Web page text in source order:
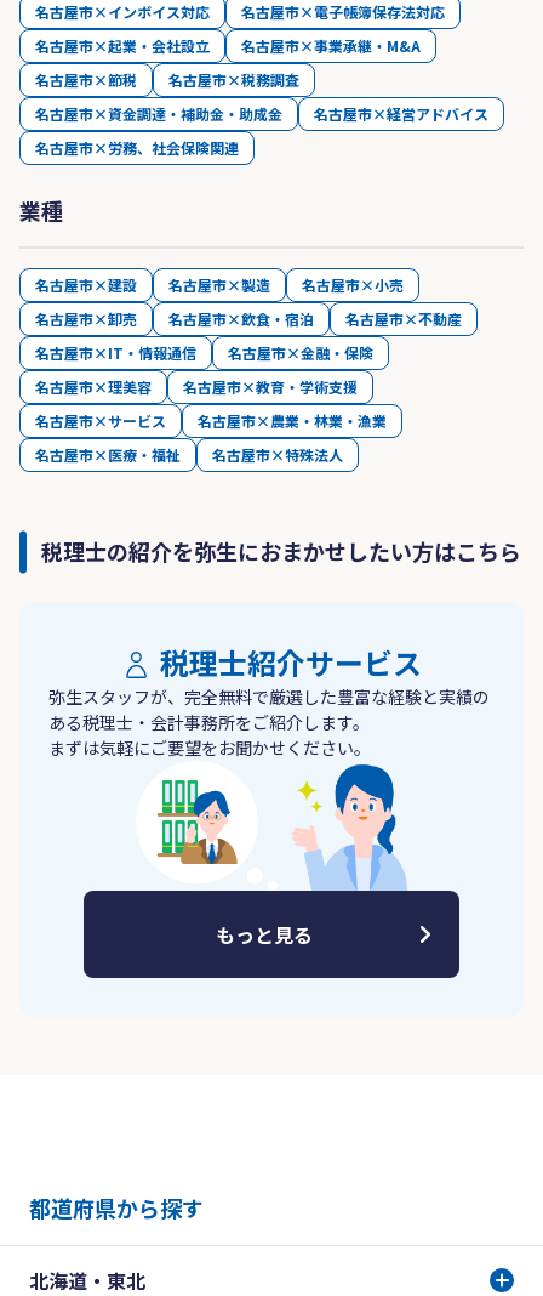
名古屋市×インボイス対応
名古屋市×電子帳簿保存法対応
名古屋市×起業・会社設立
名古屋市×事業承継・M&A
名古屋市×節税
名古屋市×税務調査
名古屋市×資金調達・補助金・助成金
名古屋市×経営アドバイス
名古屋市×労務、社会保険関連
業種
名古屋市×建設 名古屋市×製造
名古屋市×小売
名古屋市×卸売
名古屋市×飲食・宿泊
名古屋市×不動産
名古屋市×IT・情報通信
名古屋市×金融・保険
名古屋市×理美容
名古屋市×教育・学術支援
名古屋市×サービス
名古屋市×農業・林業・漁業
名古屋市×医療・福祉
名古屋市×特殊法人
税理士の紹介を弥生におまかせしたい方はこちら
税理士紹介サービス
弥生スタッフが、完全無料で厳選した豊富な経験と実績の
ある税理士・会計事務所をご紹介します。
まずは気軽にご要望をお聞かせください。
もっと見る
都道府県から探す
北海道・東北